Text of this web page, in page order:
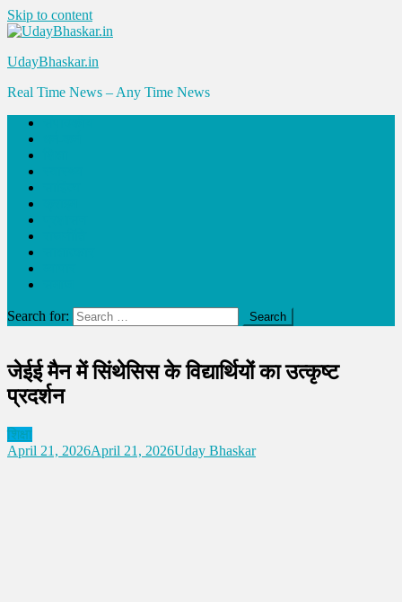
Skip to content
UdayBhaskar.in
Real Time News – Any Time News
Search for:
जेईई मैन में सिंथेसिस के विद्यार्थियों का उत्कृष्ट
प्रदर्शन
शिक्षा
April 21, 2026April 21, 2026Uday Bhaskar